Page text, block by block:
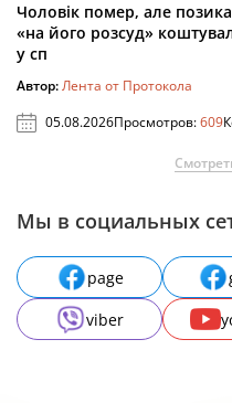
Чоловік помер, але
«на його розсуд»
у сп
Автор:Лента от Протокола
05.08.2026Просмотров:609
Мы в социальных
page
viber